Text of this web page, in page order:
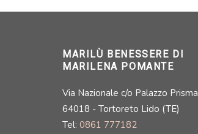
MARILÙ BENESSERE DI
MARILENA POMANTE
Via Nazionale c/o Palazzo Prisma
64018 - Tortoreto Lido (TE)
Tel: 0861 777182